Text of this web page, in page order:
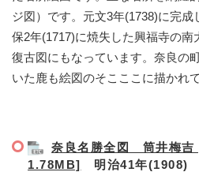
ジ図）です。元文3年(1738)に完
保2年(1717)に焼失した興福寺の
復古図にもなっています。奈良の
いた鹿も絵図のそこここに描かれ
奈良名勝全図 筒井梅吉
1.78MB] 明治41年(1908)